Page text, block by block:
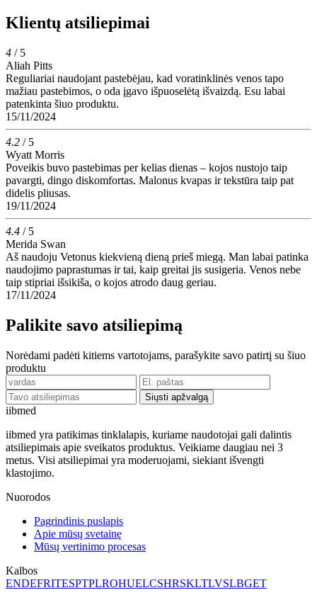
Klientų atsiliepimai
4 / 5
Aliah Pitts
Reguliariai naudojant pastebėjau, kad voratinklinės venos tapo
mažiau pastebimos, o oda įgavo išpuoselėtą išvaizdą. Esu labai
patenkinta šiuo produktu.
15/11/2024
4.2 / 5
Wyatt Morris
Poveikis buvo pastebimas per kelias dienas – kojos nustojo taip
pavargti, dingo diskomfortas. Malonus kvapas ir tekstūra taip pat
didelis pliusas.
19/11/2024
4.4 / 5
Merida Swan
Aš naudoju Vetonus kiekvieną dieną prieš miegą. Man labai patinka
naudojimo paprastumas ir tai, kaip greitai jis susigeria. Venos nebe
taip stipriai išsikiša, o kojos atrodo daug geriau.
17/11/2024
Palikite savo atsiliepimą
Norėdami padėti kitiems vartotojams, parašykite savo patirtį su šiuo
produktu
Siųsti apžvalgą
iibmed
iibmed yra patikimas tinklalapis, kuriame naudotojai gali dalintis
atsiliepimais apie sveikatos produktus. Veikiame daugiau nei 3
metus. Visi atsiliepimai yra moderuojami, siekiant išvengti
klastojimo.
Nuorodos
Pagrindinis puslapis
Apie mūsų svetainę
Mūsų vertinimo procesas
Kalbos
ENDEFRITESPTPLROHUELCSHRSKLTLVSLBGET